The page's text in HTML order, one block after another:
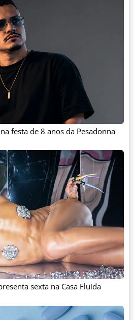
festa de 8 anos da Pesadonna
sexta na Casa Fluida